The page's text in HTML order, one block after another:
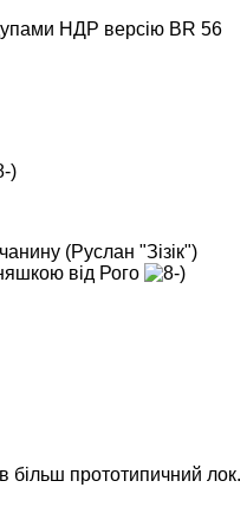
НДР версію BR 56
(Руслан "Зізік")
від Рого
більш прототипичний лок.